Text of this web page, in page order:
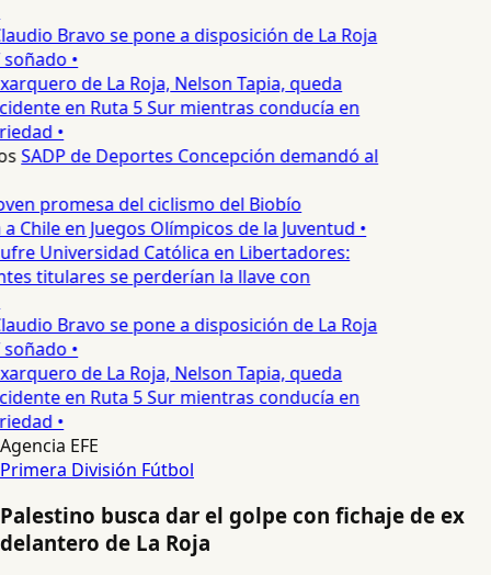
Bravo se pone a disposición de La Roja
•
de La Roja, Nelson Tapia, queda
en Ruta 5 Sur mientras conducía en
•
SADP de Deportes Concepción demandó al
promesa del ciclismo del Biobío
Chile en Juegos Olímpicos de la Juventud •
Universidad Católica en Libertadores:
titulares se perderían la llave con
Bravo se pone a disposición de La Roja
•
de La Roja, Nelson Tapia, queda
en Ruta 5 Sur mientras conducía en
•
Agencia EFE
Primera División Fútbol
Palestino busca dar el golpe con fichaje de ex
delantero de La Roja